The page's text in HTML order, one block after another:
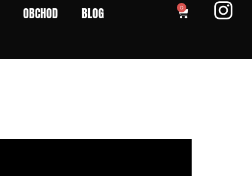
OBCHOD
BLOG
0